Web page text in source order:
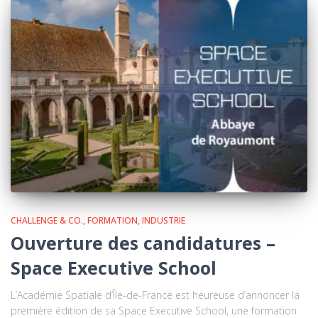
CHALLENGE & CO. FORMATION INDUSTRIE
Ouverture des candidatures –
Space Executive School
L’Académie Spatiale d’Île-de-France est heureuse d’annoncer la
première édition de sa Space Executive School, une formation